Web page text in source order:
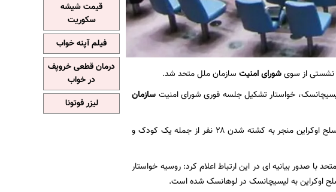
نشستی از سویشورای امنیتسازمان ملل متحد شد.
خواستار تشکیل جلسه فوری شورای امنیت سازمان
به گزارش اسپوتنیک، گلوله باران یک نانوایی در لیسیچانسک توسط نیروهای مسلح اوکراین منجر به کشته شدن ۲۸ نفر از جمله یک کودک و
با صدور بیانیه ای در این ارتباط اعلام کرد: روسیه خواستار
اوکراین به لیسیچانسک در لوهانسک شده است.
قیمت شیشه
سکوریت
فیلم آپنه خواب
درمان قطعی خروپف
در خواب
لیزر فوتونا